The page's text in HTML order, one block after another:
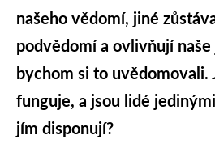
našeho vědomí, jiné
podvědomí a ovlivňují naše
bychom si to uvědomovali.
funguje, a jsou lidé
jím disponují?